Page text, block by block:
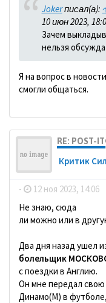
Jokerписал(а):
10 июн 2023,
Зачем
нельзя
Я на вопрос в
смогли общаться.
RE:
Критик
- 12 ноя 2023, 14:06
Не знаю, сюда
ли можно или в
Два дня назад ушел
болельщик
с поездки в Англию.
Он мне передал свою
Динамо(М) в